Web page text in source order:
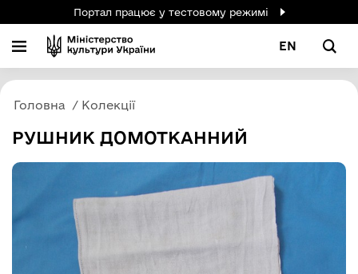
Портал працює у тестовому режимі
EN
Головна Колекції
РУШНИК ДОМОТКАННИЙ